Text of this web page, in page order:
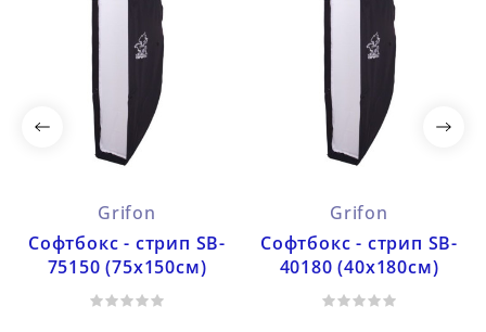
Grifon
Софтбокс - стрип SB-
75150 (75х150см)
Grifon
Софтбокс - стрип SB-
40180 (40х180см)